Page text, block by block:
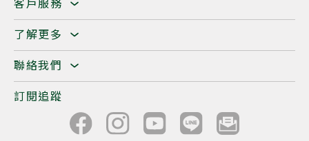
客戶服務
了解更多
聯絡我們
訂閱追蹤